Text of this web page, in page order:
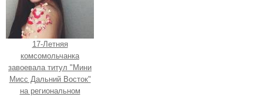
17-Летняя
комсомольчанка
завоевала титул "Мини
Мисс Дальний Восток"
на региональном